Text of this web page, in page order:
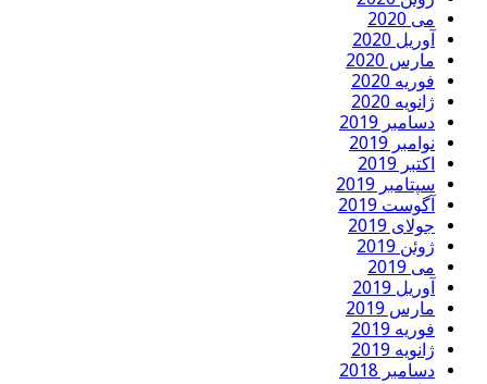
می 2020
آوریل 2020
مارس 2020
فوریه 2020
ژانویه 2020
دسامبر 2019
نوامبر 2019
اکتبر 2019
سپتامبر 2019
آگوست 2019
جولای 2019
ژوئن 2019
می 2019
آوریل 2019
مارس 2019
فوریه 2019
ژانویه 2019
دسامبر 2018